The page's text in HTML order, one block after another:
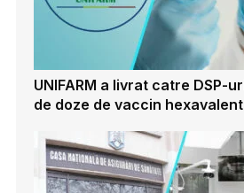
UNIFARM a livrat catre DSP-
de doze de vaccin